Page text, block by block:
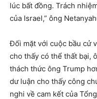
lúc bất đồng. Trách
của Israel,” ông
Đối mặt với cuộc bầu cử
cho thấy có thể thất bại,
thách thức ông Trump
dư luận cho thấy công
nghi về cam kết của